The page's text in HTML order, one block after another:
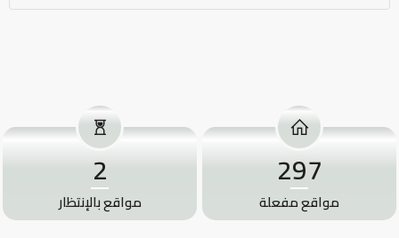
297
مواقع مفعلة
2
مواقع بالإنتظار